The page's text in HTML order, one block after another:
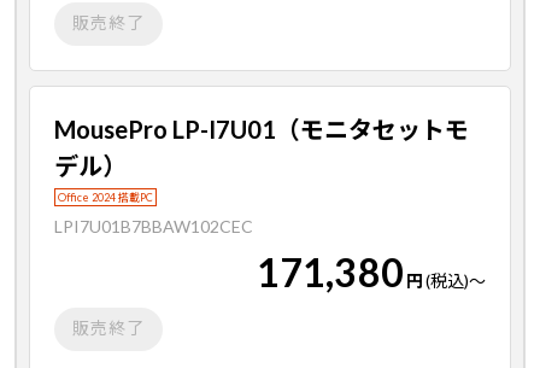
販売終了
MousePro LP-I7U01（モニタセットモ
デル）
Office 2024 搭載PC
LPI7U01B7BBAW102CEC
171,380 円(税込)～
販売終了